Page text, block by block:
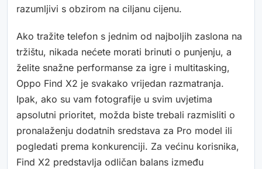
razumljivi s obzirom na ciljanu cijenu.
Ako tražite telefon s jednim od najboljih zaslona na
tržištu, nikada nećete morati brinuti o punjenju, a
želite snažne performanse za igre i multitasking,
Oppo Find X2 je svakako vrijedan razmatranja.
Ipak, ako su vam fotografije u svim uvjetima
apsolutni prioritet, možda biste trebali razmisliti o
pronalaženju dodatnih sredstava za Pro model ili
pogledati prema konkurenciji. Za većinu korisnika,
Find X2 predstavlja odličan balans između